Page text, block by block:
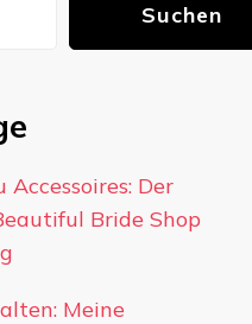
Suchen
Der
Bride Shop
Meine